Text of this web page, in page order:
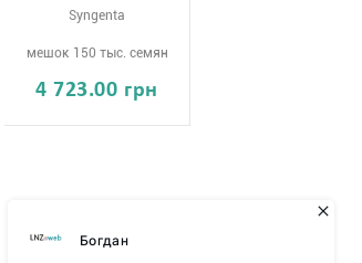
Syngenta
мешок 150 тыс. семян
4 723.00 грн